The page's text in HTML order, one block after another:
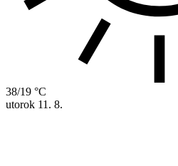
38/19 °C
utorok 11. 8.